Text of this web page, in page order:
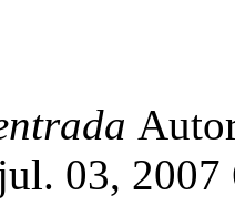
03, 2007